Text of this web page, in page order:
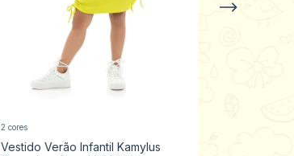
Vestido Verão Infantil Kamylus
2 cores